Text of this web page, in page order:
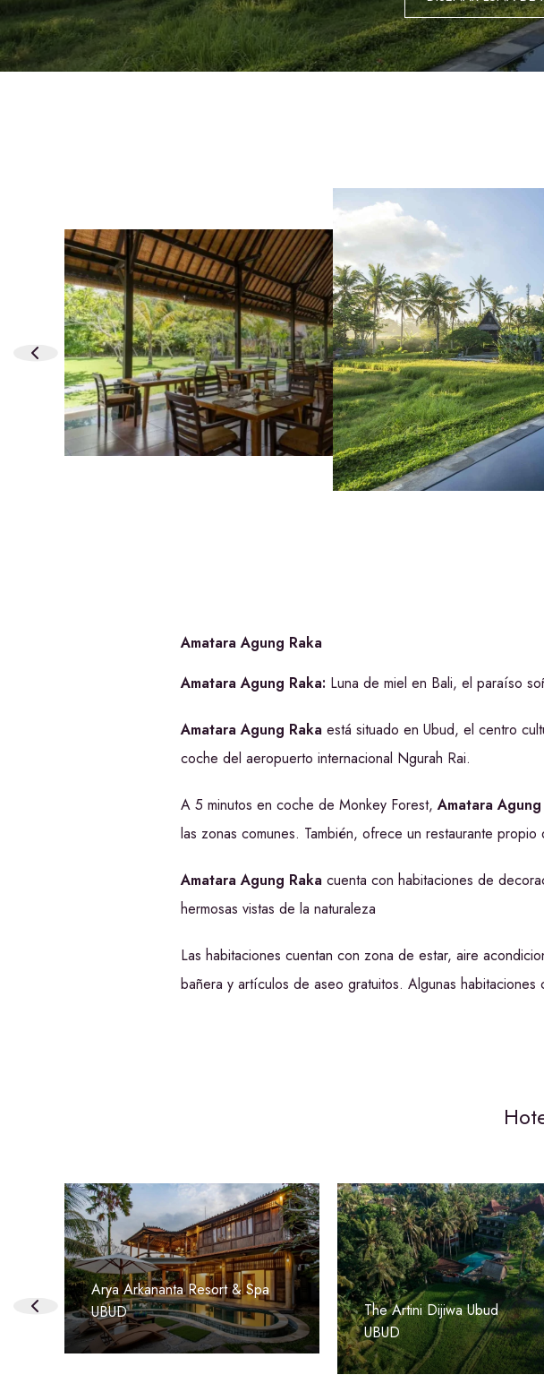
Amatara Agung Raka
Amatara Agung Raka: Luna de miel en Bali, el paraíso
Amatara Agung Raka está situado en Ubud, el centro
coche del aeropuerto internacional Ngurah Rai.
A 5 minutos en coche de Monkey Forest,Amatara
las zonas comunes. También, ofrece un restaurante
Amatara Agung Raka cuenta con habitaciones de
hermosas vistas de la naturaleza
Las habitaciones cuentan con zona de estar, aire
bañera y artículos de aseo gratuitos. Algunas habitaciones
Arya Arkananta Resort & Spa
UBUD
The Artini Dijiwa Ubud
UBUD